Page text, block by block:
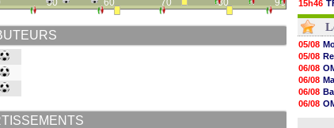
50 60 70 80 90
15h46
15h41
15h20
14h55
14h38
14h19
13h56
13h35
13h12
12h48
05/08
05/08
06/08
06/08
06/08
06/08